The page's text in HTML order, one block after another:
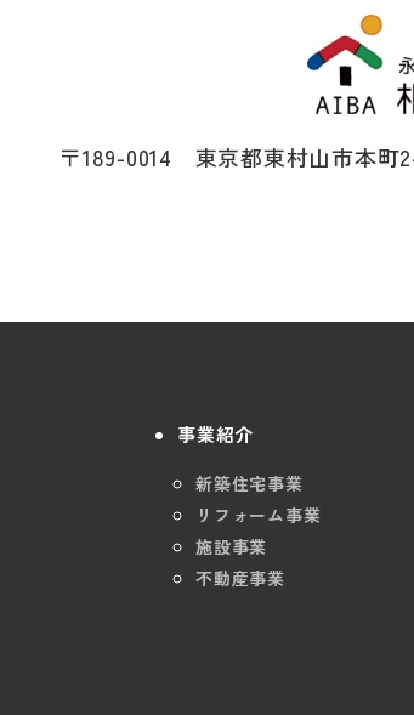
〒189-0014 東京都東村山市本町
事業紹介
新築住宅事業
リフォーム事業
施設事業
不動産事業